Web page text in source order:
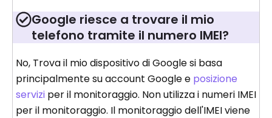
Google riesce a trovare il mio
telefono tramite il numero IMEI?
No, Trova il mio dispositivo di Google si basa
principalmente su account Google e posizione
servizi per il monitoraggio. Non utilizza i numeri IMEI
per il monitoraggio. Il monitoraggio dell'IMEI viene